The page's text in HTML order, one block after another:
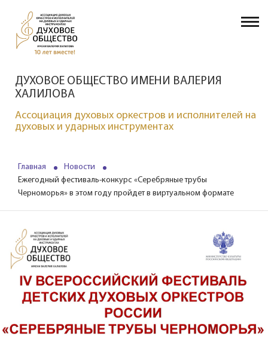
ДУХОВОЕ ОБЩЕСТВО ИМЕНИ ВАЛЕРИЯ
ХАЛИЛОВА
Ассоциация духовых оркестров и исполнителей на
духовых и ударных инструментах
Главная
Новости
Ежегодный фестиваль-конкурс «Серебряные трубы
Черноморья» в этом году пройдет в виртуальном формате